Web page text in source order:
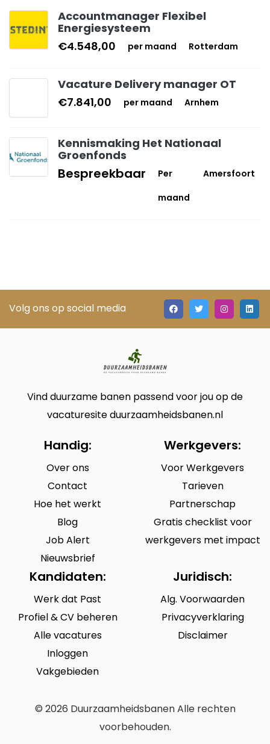
Accountmanager Flexibel
Energiesysteem
€4.548,00
per maand Rotterdam
Vacature Delivery manager OT
€7.841,00
per maand Arnhem
Kennismaking Het Nationaal
Groenfonds
Bespreekbaar
Per
maand
Amersfoort
Volg ons op social media
Vind duurzame banen passend voor jou op de
vacaturesite duurzaamheidsbanen.nl
Handig:
Over ons
Contact
Hoe het werkt
Blog
Job Alert
Nieuwsbrief
Werkgevers:
Voor Werkgevers
Tarieven
Partnerschap
Gratis checklist voor
werkgevers met impact
Kandidaten:
Werk dat Past
Profiel & CV beheren
Alle vacatures
Inloggen
Vakgebieden
Juridisch:
Alg. Voorwaarden
Privacyverklaring
Disclaimer
© 2026 Duurzaamheidsbanen Alle rechten
voorbehouden.